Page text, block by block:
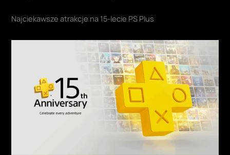
Najciekawsze atrakcje na 15-lecie PS Plus